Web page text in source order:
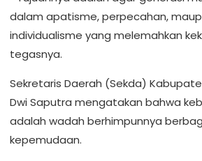
dalam apatisme, perpecahan,
individualisme yang melemahkan
tegasnya.
Sekretaris Daerah (Sekda)
Dwi Saputra mengatakan bahwa
adalah wadah berhimpunnya
kepemudaan.